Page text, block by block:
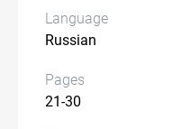
Language
Russian
Pages
21-30